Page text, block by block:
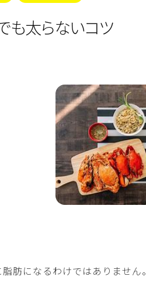
も太らないコツ
肪になるわけではありません。